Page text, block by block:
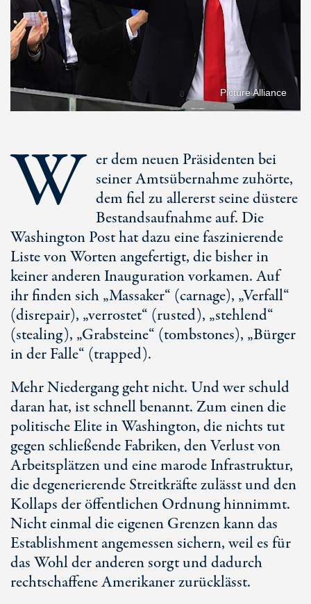
Picture Alliance
W er dem neuen Präsidenten bei
seiner Amtsübernahme zuhörte,
dem fiel zu allererst seine düstere
Bestandsaufnahme auf. Die
Washington Post hat dazu eine faszinierende
Liste von Worten angefertigt, die bisher in
keiner anderen Inauguration vorkamen. Auf
ihr finden sich „Massaker“ (carnage), „Verfall“
(disrepair), „verrostet“ (rusted), „stehlend“
(stealing), „Grabsteine“ (tombstones), „Bürger
in der Falle“ (trapped).
Mehr Niedergang geht nicht. Und wer schuld
daran hat, ist schnell benannt. Zum einen die
politische Elite in Washington, die nichts tut
gegen schließende Fabriken, den Verlust von
Arbeitsplätzen und eine marode Infrastruktur,
die degenerierende Streitkräfte zulässt und den
Kollaps der öffentlichen Ordnung hinnimmt.
Nicht einmal die eigenen Grenzen kann das
Establishment angemessen sichern, weil es für
das Wohl der anderen sorgt und dadurch
rechtschaffene Amerikaner zurücklässt.